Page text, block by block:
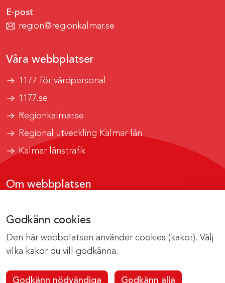
Godkänn cookies
Den här webbplatsen använder cookies (kakor). Välj
vilka kakor du vill godkänna.
Godkänn nödvändiga Godkänn alla
E-post
region@regionkalmar.se
Våra webbplatser
1177 för vårdpersonal
1177.se
Regionkalmar.se
Regional utveckling Kalmar län
Kalmar länstrafik
Om webbplatsen
Om cookies
Kontakta webbredaktionen